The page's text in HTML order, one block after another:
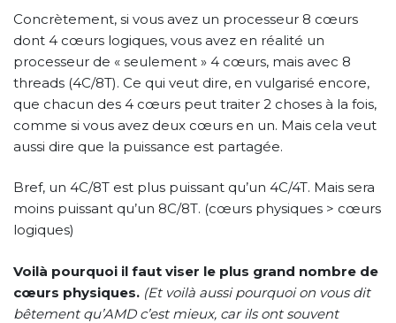
Concrètement, si vous avez un processeur 8 cœurs
dont 4 cœurs logiques, vous avez en réalité un
processeur de « seulement » 4 cœurs, mais avec 8
threads (4C/8T). Ce qui veut dire, en vulgarisé encore,
que chacun des 4 cœurs peut traiter 2 choses à la fois,
comme si vous avez deux cœurs en un. Mais cela veut
aussi dire que la puissance est partagée.
Bref, un 4C/8T est plus puissant qu’un 4C/4T. Mais sera
moins puissant qu’un 8C/8T. (cœurs physiques > cœurs
logiques)
Voilà pourquoi il faut viser le plus grand nombre de
cœurs physiques. (Et voilà aussi pourquoi on vous dit
bêtement qu’AMD c’est mieux, car ils ont souvent